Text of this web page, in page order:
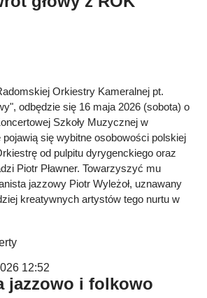
Orkiestry Kameralnej pt.
odbędzie się 16 maja 2026 (sobota) o
Szkoły Muzycznej w
się wybitne osobowości polskiej
od pulpitu dyrygenckiego oraz
Piotr Pławner. Towarzyszyć mu
jazzowy Piotr Wyleżoł, uznawany
kreatywnych artystów tego nurtu w
12:52
jazzowo i folkowo